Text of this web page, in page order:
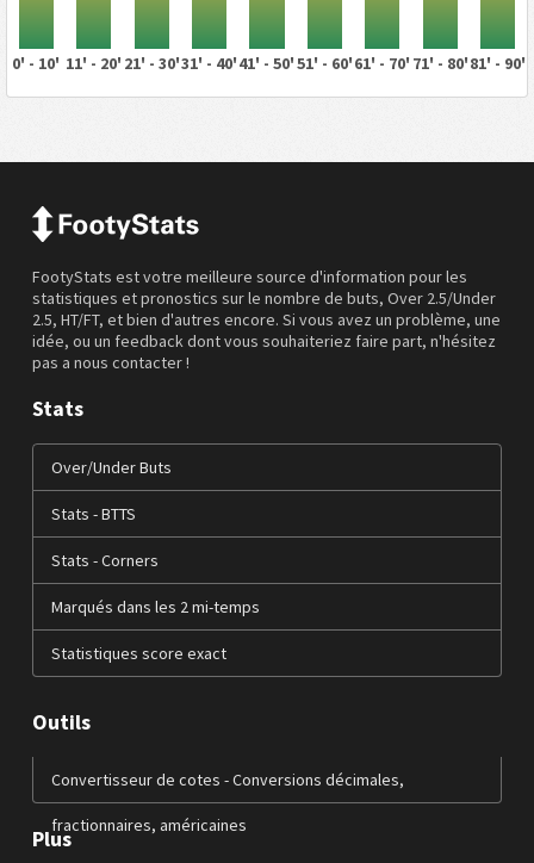
0' - 10' 11' - 20' 21' - 30'31' - 40'41' - 50'51' - 60'61' - 70' 71' - 80'81' - 90'
FootyStats est votre meilleure source d'information pour les
statistiques et pronostics sur le nombre de buts, Over 2.5/Under
2.5, HT/FT, et bien d'autres encore. Si vous avez un problème, une
idée, ou un feedback dont vous souhaiteriez faire part, n'hésitez
pas a nous contacter !
Stats
Over/Under Buts
Stats - BTTS
Stats - Corners
Marqués dans les 2 mi-temps
Statistiques score exact
Outils
Convertisseur de cotes - Conversions décimales,
fractionnaires, américaines
Plus